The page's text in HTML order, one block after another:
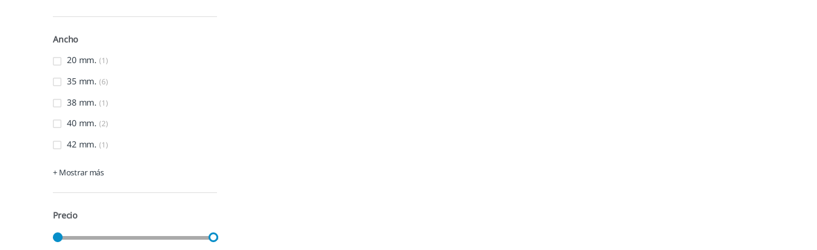
Ancho
20 mm. (1)
35 mm. (6)
38 mm. (1)
40 mm. (2)
42 mm. (1)
+ Mostrar más
Precio